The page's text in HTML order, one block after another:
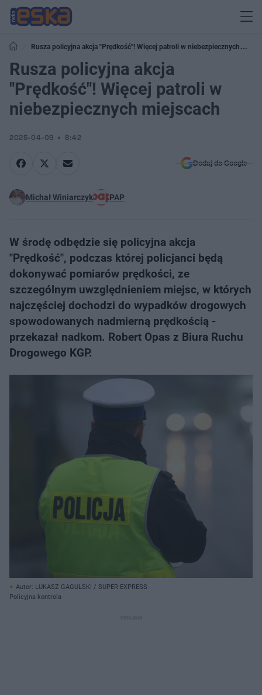
Rusza policyjna akcja "Prędkość"! Więcej patroli w niebezpiecznych
miejscach
Rusza policyjna akcja
"Prędkość"! Więcej patroli w
niebezpiecznych miejscach
2025-04-09 8:42
Dodaj do Google
Michał Winiarczyk PAP
W środę odbędzie się policyjna akcja
"Prędkość", podczas której policjanci będą
dokonywać pomiarów prędkości, ze
szczególnym uwzględnieniem miejsc, w których
najczęściej dochodzi do wypadków drogowych
spowodowanych nadmierną prędkością -
przekazał nadkom. Robert Opas z Biura Ruchu
Drogowego KGP.
Autor: LUKASZ GAGULSKI / SUPER EXPRESS
Policyjna kontrola